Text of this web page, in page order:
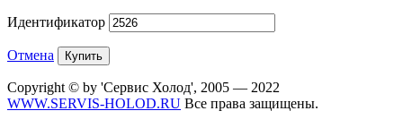
Идентификатор
Отмена
Copyright © by 'Сервис Холод', 2005 — 2022
WWW.SERVIS-HOLOD.RU Все права защищены.